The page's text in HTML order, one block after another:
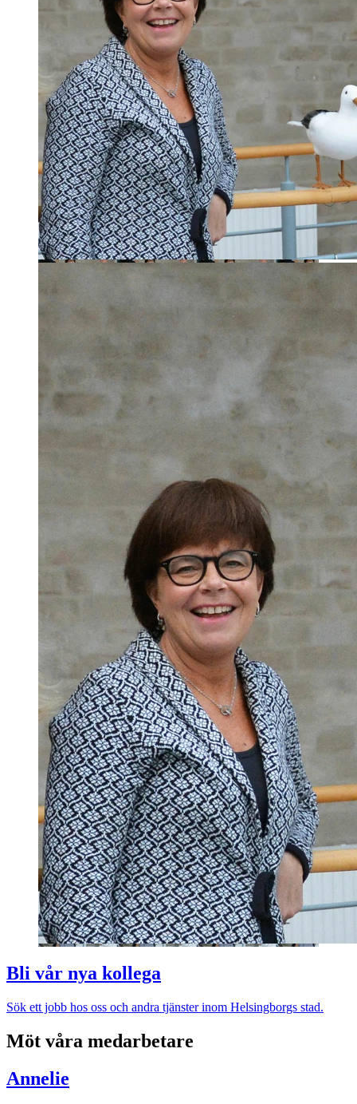
Bli vår nya kollega
Sök ett jobb hos oss och andra tjänster inom Helsingborgs stad.
Möt våra medarbetare
Annelie